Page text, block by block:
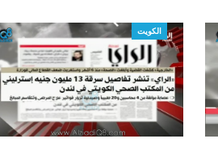
الكويت